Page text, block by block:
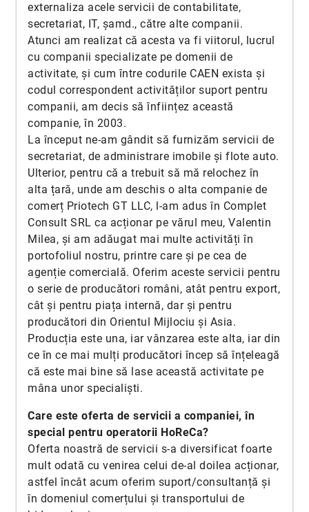
externaliza acele servicii de contabilitate,
secretariat, IT, șamd., către alte companii.
Atunci am realizat că acesta va fi viitorul, lucrul
cu companii specializate pe domenii de
activitate, și cum între codurile CAEN exista și
codul correspondent activităților suport pentru
companii, am decis să înființez această
companie, în 2003.
La început ne-am gândit să furnizăm servicii de
secretariat, de administrare imobile și flote auto.
Ulterior, pentru că a trebuit să mă relochez în
alta țară, unde am deschis o alta companie de
comerț Priotech GT LLC, l-am adus în Complet
Consult SRL ca acționar pe vărul meu, Valentin
Milea, și am adăugat mai multe activități în
portofoliul nostru, printre care și pe cea de
agenție comercială. Oferim aceste servicii pentru
o serie de producători români, atât pentru export,
cât și pentru piața internă, dar și pentru
producători din Orientul Mijlociu și Asia.
Producția este una, iar vânzarea este alta, iar din
ce în ce mai mulți producători încep să înțeleagă
că este mai bine să lase această activitate pe
mâna unor specialiști.
Care este oferta de servicii a companiei, în
special pentru operatorii HoReCa?
Oferta noastră de servicii s-a diversificat foarte
mult odată cu venirea celui de-al doilea acționar,
astfel încât acum oferim suport/consultanță și
în domeniul comerțului și transportului de